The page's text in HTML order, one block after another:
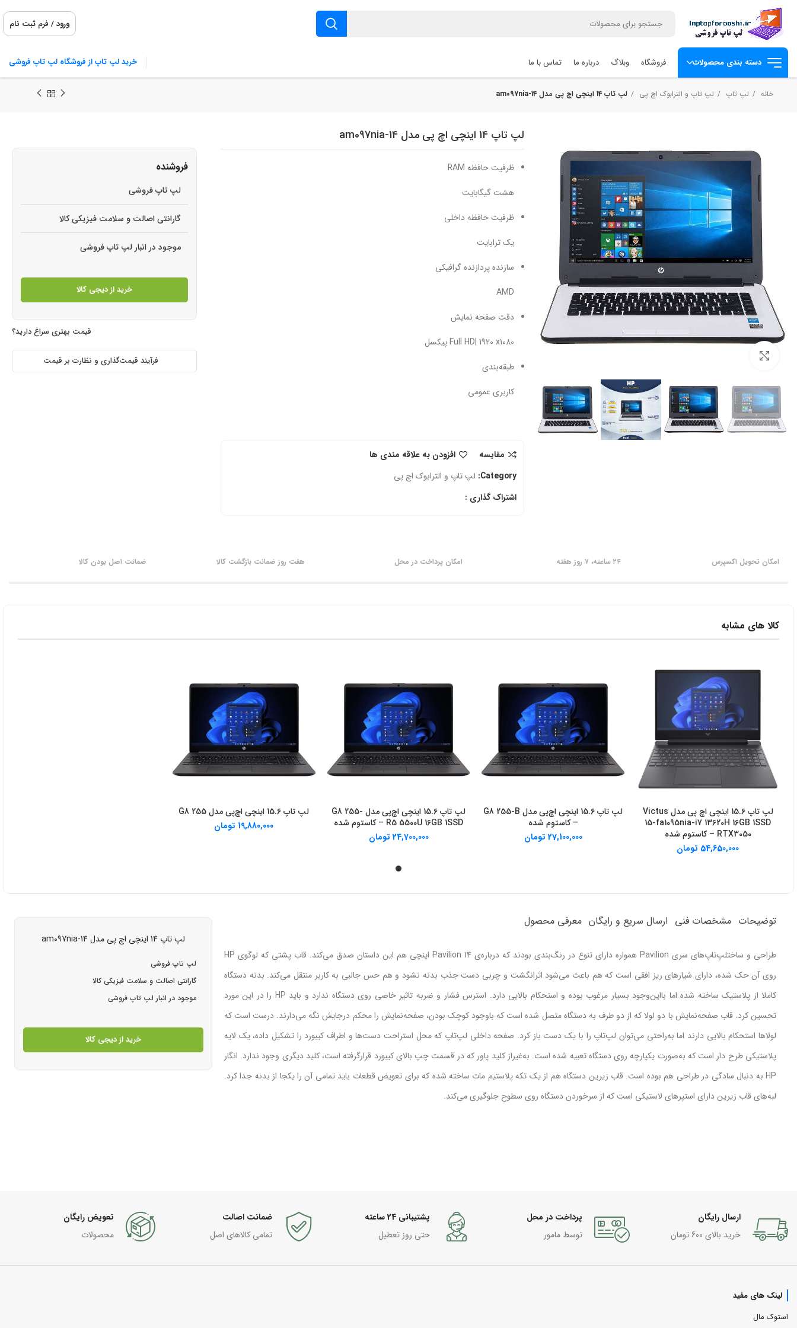
ورود / فرم ثبت نام
دسته بندی محصولات فروشگاه وبلاگ درباره ما تماس با ما خرید لپ تاپ از فروشگاه لپ تاپ فروشی
خانه لپ تاپ لپ تاپ و الترابوک اچ‌ پی لپ تاپ 14 اینچی اچ پی مدل 14-am097nia
لپ تاپ 14 اینچی اچ پی مدل 14-am097nia
ظرفیت حافظه RAM
هشت گیگابایت
ظرفیت حافظه داخلی
یک ترابایت
سازنده پردازنده گرافیکی
AMD
دقت صفحه نمایش
Full HD| 1920 x1080 پیکسل
طبقه‌بندی
کاربری عمومی
مقایسه
افزودن به علاقه مندی ها
Category: لپ تاپ و الترابوک اچ‌ پی
اشتراک گذاری :
فروشنده
لپ تاپ فروشی
گارانتی اصالت و سلامت فیزیکی کالا
موجود در انبار لپ تاپ فروشی
خرید از دیجی کالا
قیمت بهتری سراغ دارید؟
فرآیند قیمت‌گذاری و نظارت بر قیمت
امکان تحویل اکسپرس ۲۴ ساعته، ۷ روز هفته امکان پرداخت در محل هفت روز ضمانت بازگشت کالا ضمانت اصل بودن کالا
کالا های مشابه
خرید از دیجی کالا
لپ تاپ 15.6 اینچی اچ‌ پی مدل Victus
15-fa1095nia-i7 13620H 16GB 1SSD
RTX3050 – کاستوم شده
54,650,000 تومان
خرید از دیجی کالا لپ تاپ 15.6 اینچی اچ‌پی مدل G8 255-B
– کاستوم شده
27,100,000 تومان
خرید از دیجی کالا
لپ تاپ 15.6 اینچی اچ‌پی مدل G8 255-
R5 5500U 16GB 1SSD – کاستوم شده
24,700,000 تومان
خرید از دیجی کالا
لپ تاپ 15.6 اینچی اچ‌پی مدل 255 G8
19,880,000 تومان
توضیحات مشخصات فنی ارسال سریع و رایگان معرفی محصول
طراحی و ساختلپ‌تاپ‌های سری Pavilion همواره دارای تنوع در رنگ‌بندی بودند که درباره‌ی Pavilion 14 اینچی هم این داستان صدق می‌کند. قاب پشتی که لوگوی HP
روی آن حک شده، دارای شیارهای ریز افقی است که هم باعث می‌شود اثرانگشت و چربی دست جذب بدنه نشود و هم حس جالبی به کاربر منتقل می‌کند. بدنه دستگاه
کاملا از پلاستیک ساخته شده اما بااین‌وجود بسیار مرغوب بوده و استحکام بالایی دارد. استرس فشار و ضربه تاثیر خاصی روی دستگاه ندارد و باید HP را در این مورد
تحسین کرد. قاب صفحه‌نمایش با دو لولا که از دو طرف به دستگاه متصل شده است که باوجود کوچک بودن، صفحه‌نمایش را محکم درجایش نگه می‌دارند. درست است که
لولاها استحکام بالایی دارند اما به‌راحتی می‌توان لپ‌تاپ را با یک دست باز کرد. صفحه داخلی لپ‌تاپ که محل استراحت دست‌ها و اطراف کیبورد را تشکیل داده، یک لایه
پلاستیکی طرح دار است که به‌صورت یکپارچه روی دستگاه تعبیه شده است. به‌غیراز کلید پاور که در قسمت چپ بالای کیبورد قرارگرفته است، کلید دیگری وجود ندارد. انگار
HP به دنبال سادگی در طراحی هم بوده است. قاب زیرین دستگاه هم از یک تکه پلاستیم مات ساخته شده که برای تعویض قطعات باید تمامی آن را یکجا از بدنه جدا کرد.
لبه‌های قاب زیرین دارای استپرهای لاستیکی است که از سرخوردن دستگاه روی سطوح جلوگیری می‌کند.
لپ تاپ 14 اینچی اچ پی مدل 14-am097nia
لپ تاپ فروشی
گارانتی اصالت و سلامت فیزیکی کالا
موجود در انبار لپ تاپ فروشی
خرید از دیجی کالا
ارسال رایگان
خرید بالای 600 تومان
پرداخت در محل
توسط مامور
پشتیبانی 24 ساعته
حتی روز تعطیل
ضمانت اصالت
تمامی کالاهای اصل
تعویض رایگان
محصولات
لینک های مفید
استوک مال